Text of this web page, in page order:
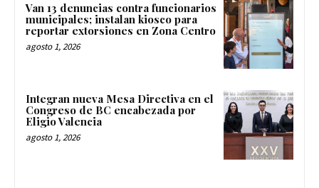
Van 13 denuncias contra funcionarios
municipales; instalan kiosco para
reportar extorsiones en Zona Centro
agosto 1, 2026
Integran nueva Mesa Directiva en el
Congreso de BC encabezada por
Eligio Valencia
agosto 1, 2026